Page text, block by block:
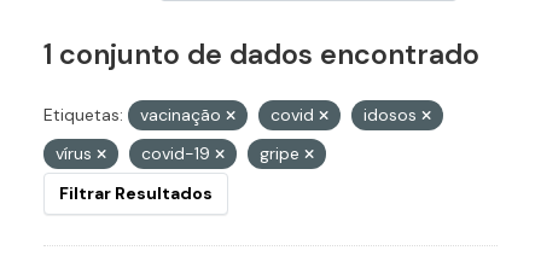
1 conjunto de dados encontrado
Etiquetas: vacinação covid
idosos
vírus
covid-19
gripe
Filtrar Resultados